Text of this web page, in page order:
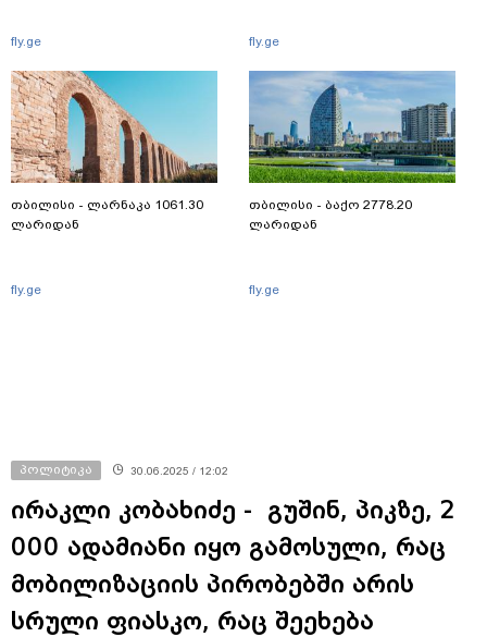
fly.ge
თბილისი - ლარნაკა 1061.30
ლარიდან
fly.ge
fly.ge
თბილისი - ბაქო 2778.20
ლარიდან
fly.ge
პოლიტიკა 30.06.2025 / 12:02
ირაკლი კობახიძე - გუშინ, პიკზე, 2
000 ადამიანი იყო გამოსული, რაც
მობილიზაციის პირობებში არის
სრული ფიასკო, რაც შეეხება